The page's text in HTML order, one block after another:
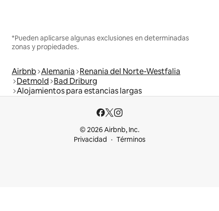
*Pueden aplicarse algunas exclusiones en determinadas
zonas y propiedades.
Airbnb Alemania Renania del Norte-Westfalia
Detmold Bad Driburg
Alojamientos para estancias largas
© 2026 Airbnb, Inc.
Privacidad
Términos